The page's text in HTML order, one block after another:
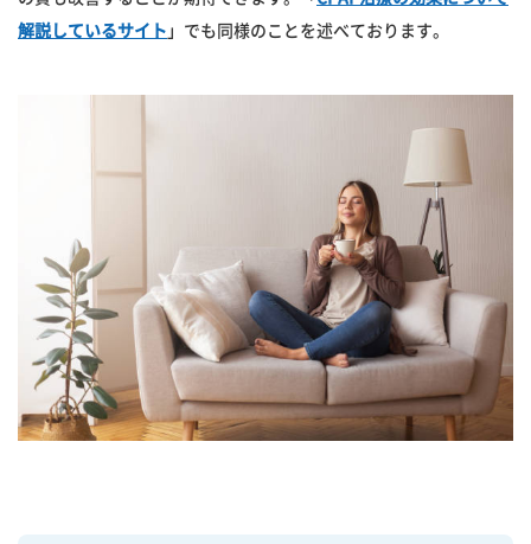
解説しているサイト 」でも同様のことを述べております。